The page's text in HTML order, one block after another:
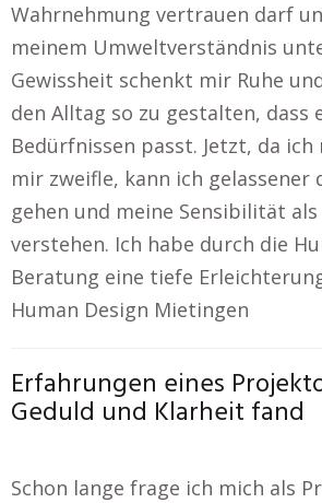
Wahrnehmung vertrauen darf
meinem Umweltverständnis
Gewissheit schenkt mir Ruhe
den Alltag so zu gestalten, dass
Bedürfnissen passt. Jetzt, da
mir zweifle, kann ich gelassener
gehen und meine Sensibilität
verstehen. Ich habe durch die
Beratung eine tiefe
Human Design Mietingen
Erfahrungen eines
Geduld und Klarheit fand
Schon lange frage ich mich als